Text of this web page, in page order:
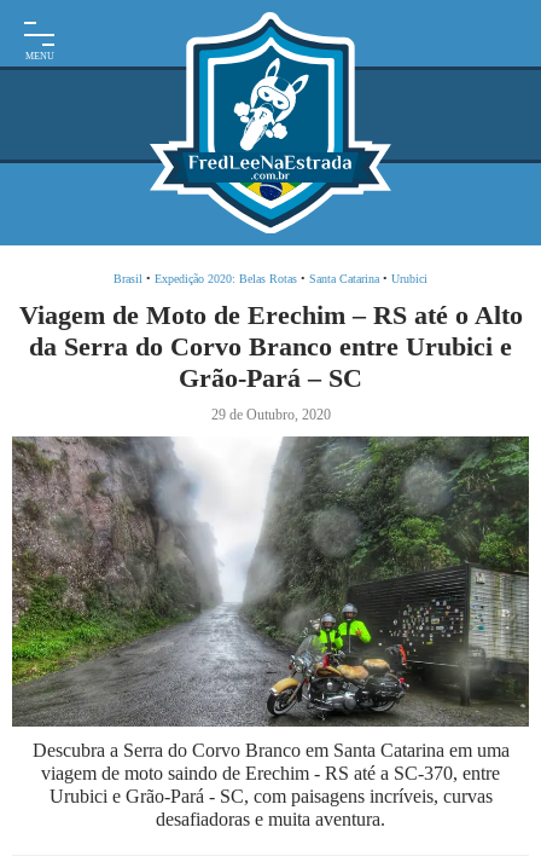
INÍCIO
URUGUAI
VIAGEM
MAPAS
RODOVIÁRIOS
E-
BOOK
VÍDEOS
Brasil • Expedição 2020: Belas Rotas • Santa Catarina • Urubici
Viagem de Moto de Erechim – RS até o Alto
da Serra do Corvo Branco entre Urubici e
Grão-Pará – SC
29 de Outubro, 2020
Descubra a Serra do Corvo Branco em Santa Catarina em uma
viagem de moto saindo de Erechim - RS até a SC-370, entre
Urubici e Grão-Pará - SC, com paisagens incríveis, curvas
desafiadoras e muita aventura.